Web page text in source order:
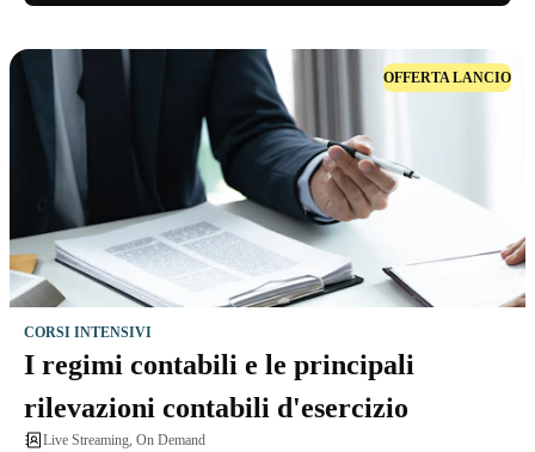
OFFERTA LANCIO
CORSI INTENSIVI
I regimi contabili e le principali
rilevazioni contabili d'esercizio
Live Streaming, On Demand